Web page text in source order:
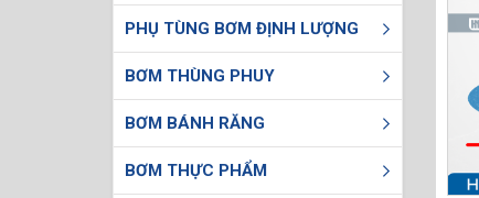
PHỤ TÙNG BƠM ĐỊNH LƯỢNG
BƠM THÙNG PHUY
BƠM BÁNH RĂNG
BƠM THỰC PHẨM